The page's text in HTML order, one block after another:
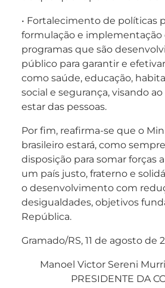
• Fortalecimento de políticas
formulação e implementação
programas que são
público para garantir e
como saúde, educação,
social e segurança, visando
estar das pessoas.
Por fim, reafirma-se que o
brasileiro estará, como
disposição para somar forças
um país justo, fraterno e
o desenvolvimento com
desigualdades, objetivos
República.
Gramado/RS, 11 de agosto de
Manoel Victor Sereni
PRESIDENTE DA